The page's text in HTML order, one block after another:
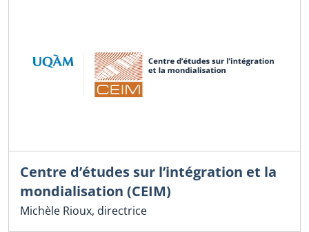
Centre d’études sur l’intégration et la
mondialisation (CEIM)
Michèle Rioux, directrice